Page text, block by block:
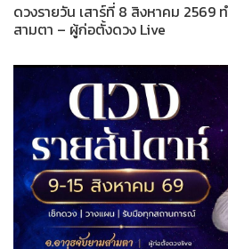
ดวงรายวัน เสาร์ที่ 8 สิงหาคม 2569
สามตา – ผู้ก่อตั้งดวง Live